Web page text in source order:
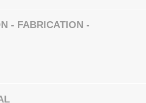
- FABRICATION -